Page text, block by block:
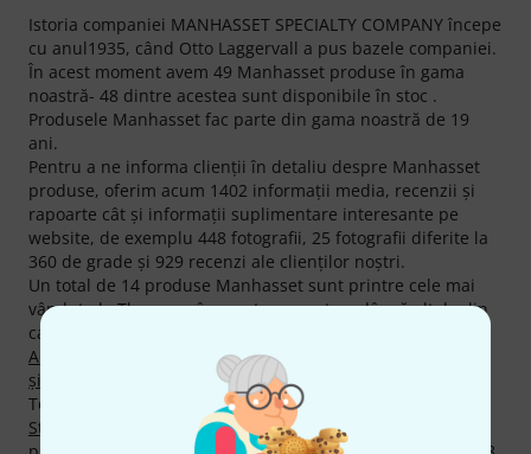
Istoria companiei MANHASSET SPECIALTY COMPANY începe
cu anul1935, când Otto Laggervall a pus bazele companiei.
În acest moment avem 49 Manhasset produse în gama
noastră- 48 dintre acestea sunt disponibile în stoc .
Produsele Manhasset fac parte din gama noastră de 19
ani.
Pentru a ne informa clienţii în detaliu despre Manhasset
produse, oferim acum 1402 informaţii media, recenzii şi
rapoarte cât şi informaţii suplimentare interesante pe
website, de exemplu 448 fotografii, 25 fotografii diferite la
360 de grade şi 929 recenzi ale clienţilor noştri.
Un total de 14 produse Manhasset sunt printre cele mai
vândute la Thomann în acest moment, pe lângă altele din
categoriile următoare
Accesorii pt. Rack-uri de Tobă,Pupitre de Orchestră
şi Învelitori pt. Surdine
şi Stative pt. Vioară
Top seller-ul actual esteManhasset 48 Symphony Music
Stand (6pcs)
un favorit al tuturor timpurilor printre